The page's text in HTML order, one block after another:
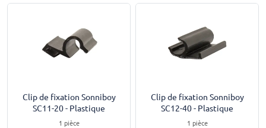
Clip de fixation Sonniboy
SC11-20 - Plastique
1 pièce
Clip de fixation Sonniboy
SC12-40 - Plastique
1 pièce